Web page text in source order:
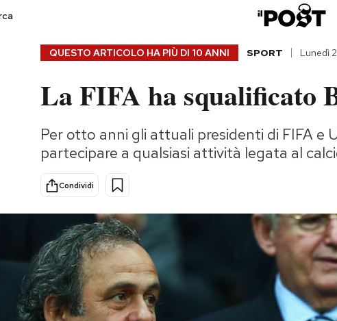
Consumismi
Storie/Idee
Ok Boomer!
Media
Altrecose
Mondiali calcio 2026
QUESTO ARTICOLO HA PIÙ DI 10 ANNI SPORT Lunedì
La FIFA ha squalificato
Per otto anni gli attuali presidenti di FIFA e
partecipare a qualsiasi attività legata al
Condividi